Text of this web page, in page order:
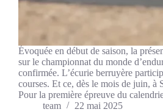
Évoquée en début de saison, la
sur le championnat du monde
confirmée. L’écurie berruyère
courses. Et ce, dès le mois de juin, à
Pour la première épreuve du
team
22 mai 2025